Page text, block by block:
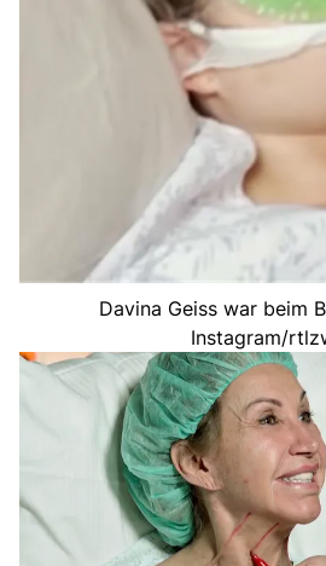
Davina Geiss war beim
Instagram/